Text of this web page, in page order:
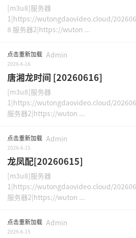
[m3u8]服务器
1|https://wutongdaovideo.cloud/
8 服务器2|https://wuton ...
点击重新加载 Admin
2026-6-16
唐湘龙时间 [20260616]
[m3u8]服务器
1|https://wutongdaovideo.cloud/
服务器2|https://wuton ...
点击重新加载 Admin
2026-6-15
龙凤配[20260615]
[m3u8]服务器
1|https://wutongdaovideo.cloud/
服务器2|https://wuton ...
点击重新加载 Admin
2026-6-15